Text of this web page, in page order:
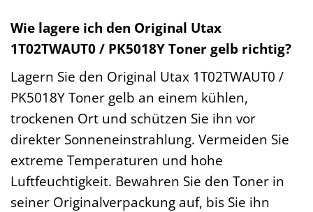
Wie lagere ich den Original Utax
1T02TWAUT0 / PK5018Y Toner gelb richtig?
Lagern Sie den Original Utax 1T02TWAUT0 /
PK5018Y Toner gelb an einem kühlen,
trockenen Ort und schützen Sie ihn vor
direkter Sonneneinstrahlung. Vermeiden Sie
extreme Temperaturen und hohe
Luftfeuchtigkeit. Bewahren Sie den Toner in
seiner Originalverpackung auf, bis Sie ihn